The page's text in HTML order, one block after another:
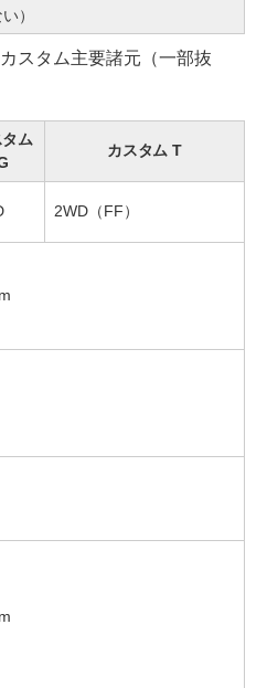
）
スタム主要諸元（一部抜
ム
カスタム T
2WD（FF）